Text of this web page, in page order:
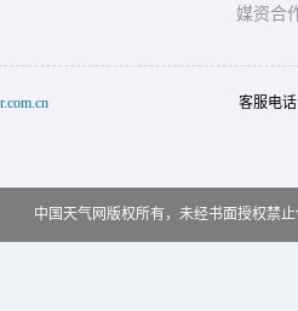
媒资合
客服电
中国天气网版权所有，未经书面授权